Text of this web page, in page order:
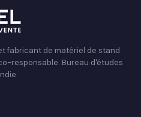
fabricant de matériel de stand
responsable. Bureau d'études